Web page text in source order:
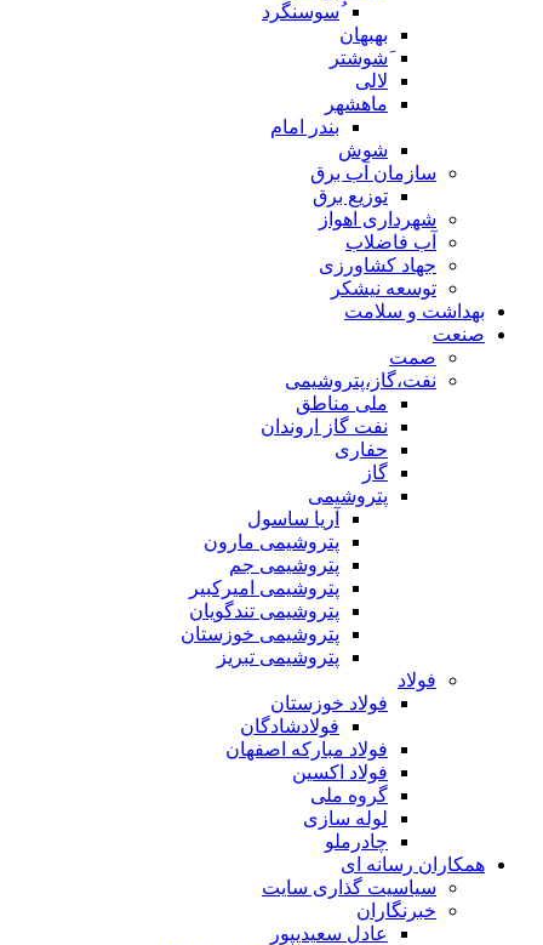
ُسوسنگرد
بهبهان
َشوشتر
لالی
ماهشهر
بندر امام
شوش
سازمان آب برق
توزیع برق
شهرداری اهواز
آب فاضلاب
جهاد کشاورزی
توسعه نیشکر
بهداشت و سلامت
صنعت
صمت
نفت،گاز،پتروشیمی
ملی مناطق
نفت گاز اروندان
حفاری
گاز
پتروشیمی
آریا ساسول
پتروشیمی مارون
پتروشیمی جم
پتروشیمی امیرکبیر
پتروشیمی تندگویان
پتروشیمی خوزستان
پتروشیمی تبریز
فولاد
فولاد خوزستان
فولادشادگان
فولاد مبارکه اصفهان
فولاد اکسین
گروه ملی
لوله سازی
چادرملو
همکاران رسانه ای
سیاسیت گذاری سایت
خبرنگاران
عادل سعیدیپور